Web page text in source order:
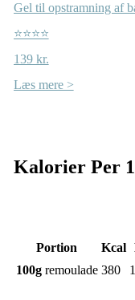
Gel til opstramning af
⭐⭐⭐⭐
139 kr.
Læs mere >
Kalorier Per
Portion Kcal
100gremoulade 380